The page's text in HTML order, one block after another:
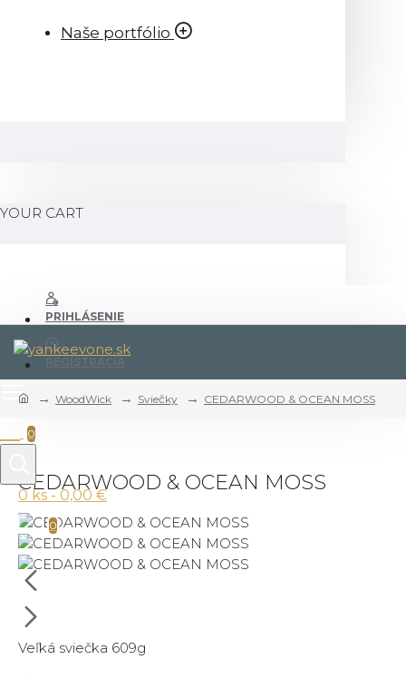
Naše portfólio
YOUR CART
PRIHLÁSENIE
REGISTRÁCIA
0
0 ks - 0,00 €
0
WoodWick Sviečky CEDARWOOD & OCEAN MOSS
CEDARWOOD & OCEAN MOSS
Veľká sviečka 609g